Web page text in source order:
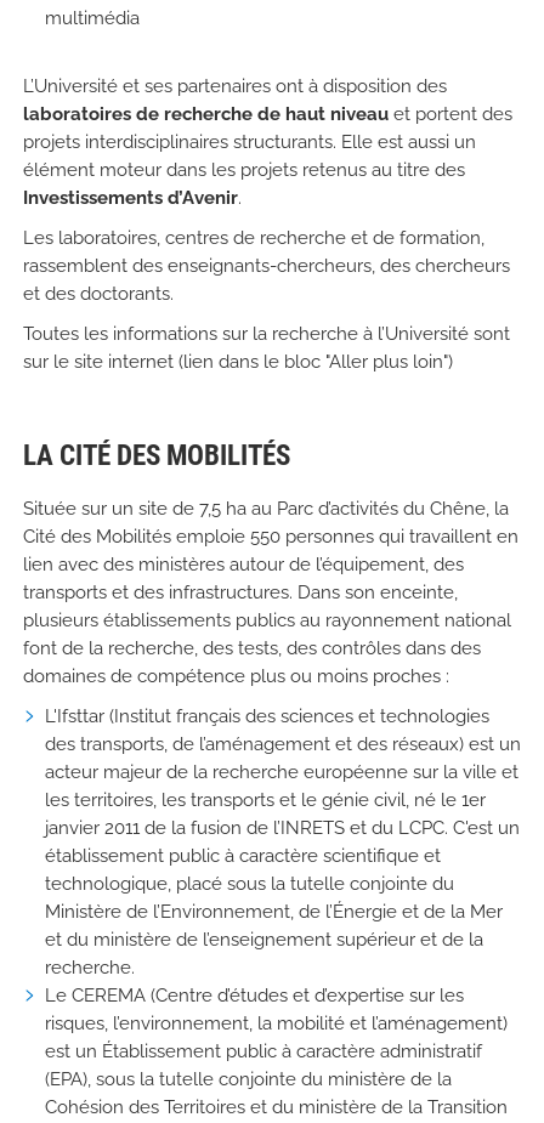
multimédia
L’Université et ses partenaires ont à disposition des
laboratoires de recherche de haut niveauet portent des
projets interdisciplinaires structurants. Elle est aussi un
élément moteur dans les projets retenus au titre des
Investissements d’Avenir.
Les laboratoires, centres de recherche et de formation,
rassemblent des enseignants-chercheurs, des chercheurs
et des doctorants.
Toutes les informations sur la recherche à l’Université sont
sur le site internet (lien dans le bloc "Aller plus loin")
LA CITÉ DES MOBILITÉS
Située sur un site de 7,5 ha au Parc d’activités du Chêne, la
Cité des Mobilités emploie 550 personnes qui travaillent en
lien avec des ministères autour de l’équipement, des
transports et des infrastructures. Dans son enceinte,
plusieurs établissements publics au rayonnement national
font de la recherche, des tests, des contrôles dans des
domaines de compétence plus ou moins proches :
L'Ifsttar (Institut français des sciences et technologies
des transports, de l’aménagement et des réseaux) est un
acteur majeur de la recherche européenne sur la ville et
les territoires, les transports et le génie civil, né le 1er
janvier 2011 de la fusion de l’INRETS et du LCPC. C'est un
établissement public à caractère scientifique et
technologique, placé sous la tutelle conjointe du
Ministère de l’Environnement, de l’Énergie et de la Mer
et du ministère de l’enseignement supérieur et de la
recherche.
Le CEREMA (Centre d’études et d’expertise sur les
risques, l’environnement, la mobilité et l’aménagement)
est un Établissement public à caractère administratif
(EPA), sous la tutelle conjointe du ministère de la
Cohésion des Territoires et du ministère de la Transition